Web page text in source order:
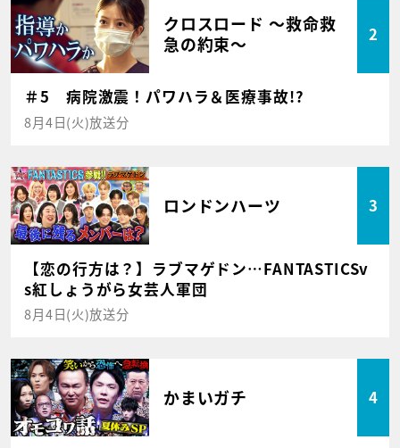
クロスロード ～救命救
急の約束～
2
＃5 病院激震！パワハラ＆医療事故!?
8月4日(火)放送分
ロンドンハーツ 3
【恋の行方は？】ラブマゲドン…FANTASTICSv
s紅しょうがら女芸人軍団
8月4日(火)放送分
かまいガチ 4